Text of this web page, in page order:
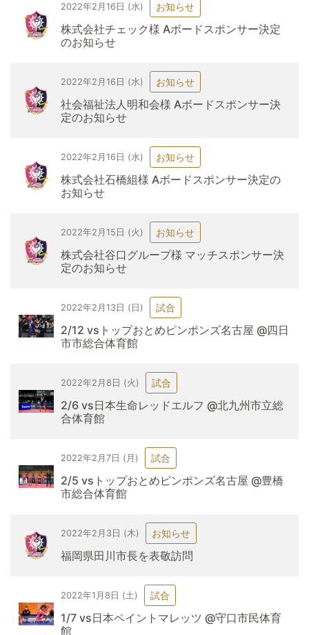
2022年2月16日 (水) お知らせ
株式会社チェック様 Aボードスポンサー決定
のお知らせ
2022年2月16日 (水) お知らせ
社会福祉法人明和会様 Aボードスポンサー決
定のお知らせ
2022年2月16日 (水) お知らせ
株式会社石橋組様 Aボードスポンサー決定の
お知らせ
2022年2月15日 (火) お知らせ
株式会社谷口グループ様 マッチスポンサー決
定のお知らせ
2022年2月13日 (日) 試合
2/12 vsトップおとめピンポンズ名古屋 @四日
市市総合体育館
2022年2月8日 (火) 試合
2/6 vs日本生命レッドエルフ @北九州市立総
合体育館
2022年2月7日 (月) 試合
2/5 vsトップおとめピンポンズ名古屋 @豊橋
市総合体育館
2022年2月3日 (木) お知らせ
福岡県田川市長を表敬訪問
2022年1月8日 (土) 試合
1/7 vs日本ペイントマレッツ @守口市民体育
館